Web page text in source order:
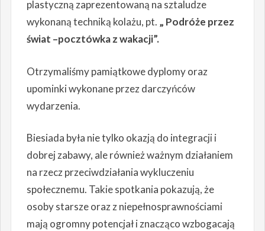
plastyczną zaprezentowaną na sztaludze
wykonaną techniką kolażu, pt. „ Podróże przez
świat –pocztówka z wakacji”.
Otrzymaliśmy pamiątkowe dyplomy oraz
upominki wykonane przez darczyńców
wydarzenia.
Biesiada była nie tylko okazją do integracji i
dobrej zabawy, ale również ważnym działaniem
na rzecz przeciwdziałania wykluczeniu
społecznemu. Takie spotkania pokazują, że
osoby starsze oraz z niepełnosprawnościami
mają ogromny potencjał i znacząco wzbogacają